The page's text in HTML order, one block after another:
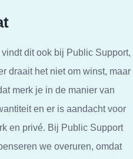
dit ook bij Public Support,
draait het niet om winst, maar
merk je in de manier van
en er is aandacht voor
en privé. Bij Public Support
we overuren, omdat